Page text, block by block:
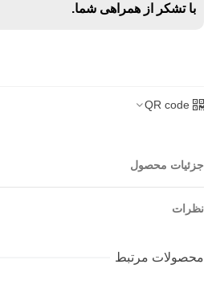
با تشکر از همراهی شما.
QR code
جزئیات محصول
نظرات
محصولات مرتبط